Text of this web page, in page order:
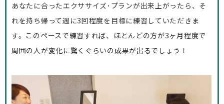
あなたに合ったエクササイズ･プランが出来上がったら、そ
れを持ち帰って週に3回程度を目標に練習していただきま
す。 このペースで練習すれば、ほとんどの方が3ヶ月程度で
周囲の人が変化に驚くぐらいの成果が出るでしょう！